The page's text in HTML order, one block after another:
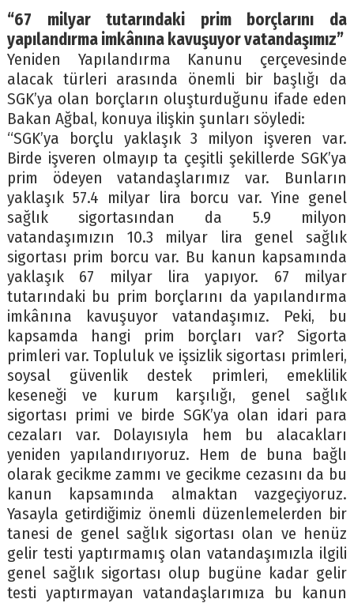
“67 milyar tutarındaki prim borçlarını da
yapılandırma imkânına kavuşuyor vatandaşımız”
Yeniden Yapılandırma Kanunu çerçevesinde
alacak türleri arasında önemli bir başlığı da
SGK’ya olan borçların oluşturduğunu ifade eden
Bakan Ağbal, konuya ilişkin şunları söyledi:
“SGK’ya borçlu yaklaşık 3 milyon işveren var.
Birde işveren olmayıp ta çeşitli şekillerde SGK’ya
prim ödeyen vatandaşlarımız var. Bunların
yaklaşık 57.4 milyar lira borcu var. Yine genel
sağlık sigortasından da 5.9 milyon
vatandaşımızın 10.3 milyar lira genel sağlık
sigortası prim borcu var. Bu kanun kapsamında
yaklaşık 67 milyar lira yapıyor. 67 milyar
tutarındaki bu prim borçlarını da yapılandırma
imkânına kavuşuyor vatandaşımız. Peki, bu
kapsamda hangi prim borçları var? Sigorta
primleri var. Topluluk ve işsizlik sigortası primleri,
soysal güvenlik destek primleri, emeklilik
keseneği ve kurum karşılığı, genel sağlık
sigortası primi ve birde SGK’ya olan idari para
cezaları var. Dolayısıyla hem bu alacakları
yeniden yapılandırıyoruz. Hem de buna bağlı
olarak gecikme zammı ve gecikme cezasını da bu
kanun kapsamında almaktan vazgeçiyoruz.
Yasayla getirdiğimiz önemli düzenlemelerden bir
tanesi de genel sağlık sigortası olan ve henüz
gelir testi yaptırmamış olan vatandaşımızla ilgili
genel sağlık sigortası olup bugüne kadar gelir
testi yaptırmayan vatandaşlarımıza bu kanun